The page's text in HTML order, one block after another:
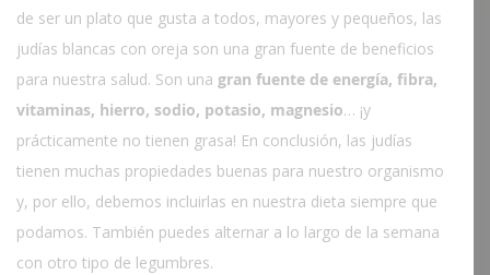
de ser un plato que gusta a todos, mayores y pequeños, las
judías blancas con oreja son una gran fuente de beneficios
para nuestra salud. Son una gran fuente de energía, fibra,
vitaminas, hierro, sodio, potasio, magnesio… ¡y
prácticamente no tienen grasa! En conclusión, las judías
tienen muchas propiedades buenas para nuestro organismo
y, por ello, debemos incluirlas en nuestra dieta siempre que
podamos. También puedes alternar a lo largo de la semana
con otro tipo de legumbres.